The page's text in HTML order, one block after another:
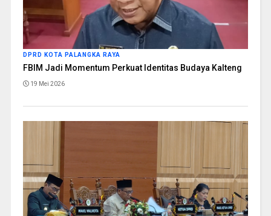
DPRD KOTA PALANGKA RAYA
FBIM Jadi Momentum Perkuat Identitas Budaya Kalteng
19 Mei 2026